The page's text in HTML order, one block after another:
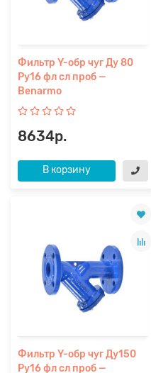
Фильтр Y-обр чуг Ду 80
Ру16 фл сл проб —
Benarmo
8634р.
В корзину
Фильтр Y-обр чуг Ду150
Ру16 фл сл проб —